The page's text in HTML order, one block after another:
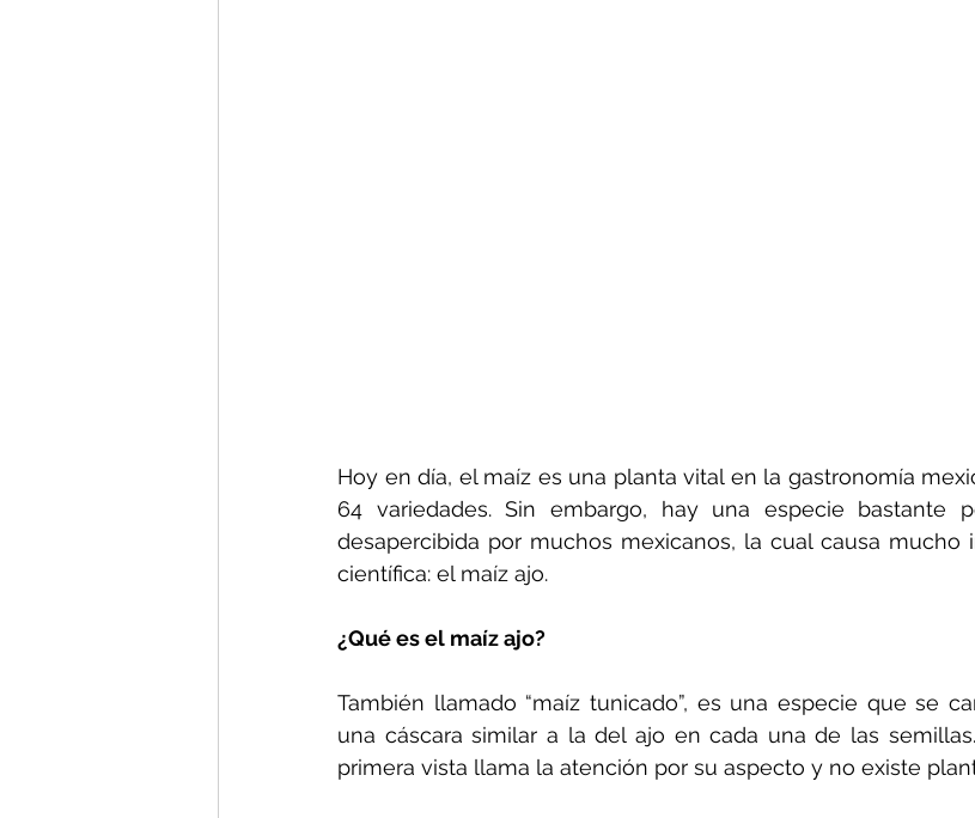
Hoy en día, el maíz es una planta vital en la gastronomía
64 variedades. Sin embargo, hay una especie bastante
desapercibida por muchos mexicanos, la cual causa mucho
científica: el maíz ajo.
¿Qué es el maíz ajo?
También llamado “maíz tunicado”, es una especie que se
una cáscara similar a la del ajo en cada una de las
primera vista llama la atención por su aspecto y no existe